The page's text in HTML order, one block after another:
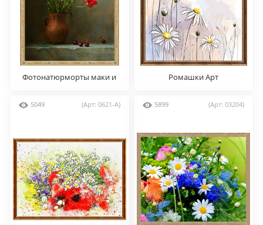
Фотонатюрморты маки и
Ромашки Арт
5049 (Арт: 0621-A) 5899 (Арт: 03204)